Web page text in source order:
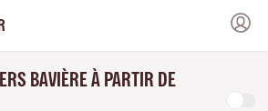
BAVIÈRE À PARTIR DE